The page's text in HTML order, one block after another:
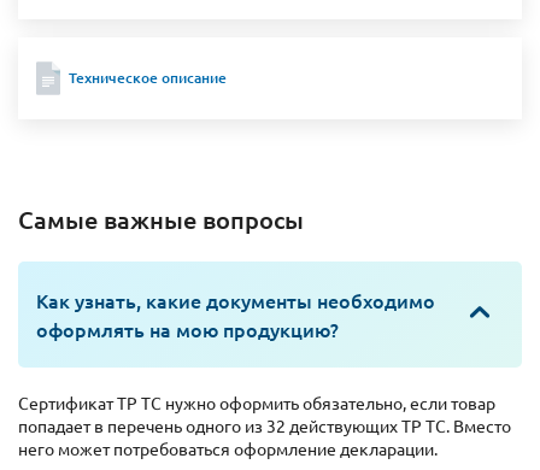
Техническое описание
Самые важные вопросы
Как узнать, какие документы необходимо
оформлять на мою продукцию?
Сертификат ТР ТС нужно оформить обязательно, если товар
попадает в перечень одного из 32 действующих ТР ТС. Вместо
него может потребоваться оформление декларации.